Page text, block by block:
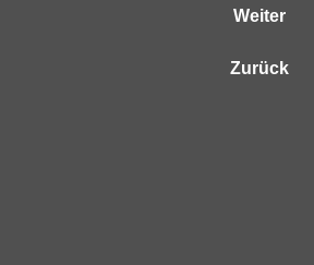
Weiter
Zurück